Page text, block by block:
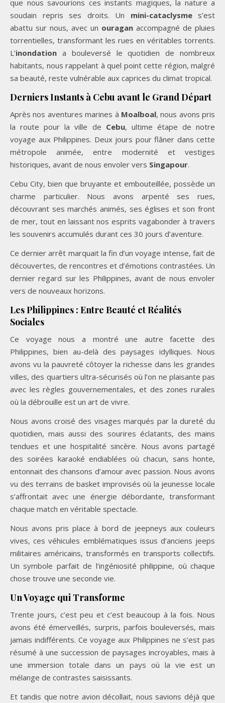
que nous savourions ces instants magiques, la nature a
soudain repris ses droits. Un mini-cataclysmes’est
abattu sur nous, avec un ouragan accompagné de pluies
torrentielles, transformant les rues en véritables torrents.
L’inondation a bouleversé le quotidien de nombreux
habitants, nous rappelant à quel point cette région, malgré
sa beauté, reste vulnérable aux caprices du climat tropical.
Derniers Instants à Cebu avant le Grand Départ
Après nos aventures marines à Moalboal, nous avons pris
la route pour la ville de Cebu, ultime étape de notre
voyage aux Philippines. Deux jours pour flâner dans cette
métropole animée, entre modernité et vestiges
historiques, avant de nous envoler vers Singapour.
Cebu City, bien que bruyante et embouteillée, possède un
charme particulier. Nous avons arpenté ses rues,
découvrant ses marchés animés, ses églises et son front
de mer, tout en laissant nos esprits vagabonder à travers
les souvenirs accumulés durant ces 30 jours d’aventure.
Ce dernier arrêt marquait la fin d’un voyage intense, fait de
découvertes, de rencontres et d’émotions contrastées. Un
dernier regard sur les Philippines, avant de nous envoler
vers de nouveaux horizons.
Les Philippines : Entre Beauté et Réalités
Sociales
Ce voyage nous a montré une autre facette des
Philippines, bien au-delà des paysages idylliques. Nous
avons vu la pauvreté côtoyer la richesse dans les grandes
villes, des quartiers ultra-sécurisés où l’on ne plaisante pas
avec les règles gouvernementales, et des zones rurales
où la débrouille est un art de vivre.
Nous avons croisé des visages marqués par la dureté du
quotidien, mais aussi des sourires éclatants, des mains
tendues et une hospitalité sincère. Nous avons partagé
des soirées karaoké endiablées où chacun, sans honte,
entonnait des chansons d’amour avec passion. Nous avons
vu des terrains de basket improvisés où la jeunesse locale
s’affrontait avec une énergie débordante, transformant
chaque match en véritable spectacle.
Nous avons pris place à bord de jeepneys aux couleurs
vives, ces véhicules emblématiques issus d’anciens jeeps
militaires américains, transformés en transports collectifs.
Un symbole parfait de l’ingéniosité philippine, où chaque
chose trouve une seconde vie.
Un Voyage qui Transforme
Trente jours, c’est peu et c’est beaucoup à la fois. Nous
avons été émerveillés, surpris, parfois bouleversés, mais
jamais indifférents. Ce voyage aux Philippines ne s’est pas
résumé à une succession de paysages incroyables, mais à
une immersion totale dans un pays où la vie est un
mélange de contrastes saisissants.
Et tandis que notre avion décollait, nous savions déjà que